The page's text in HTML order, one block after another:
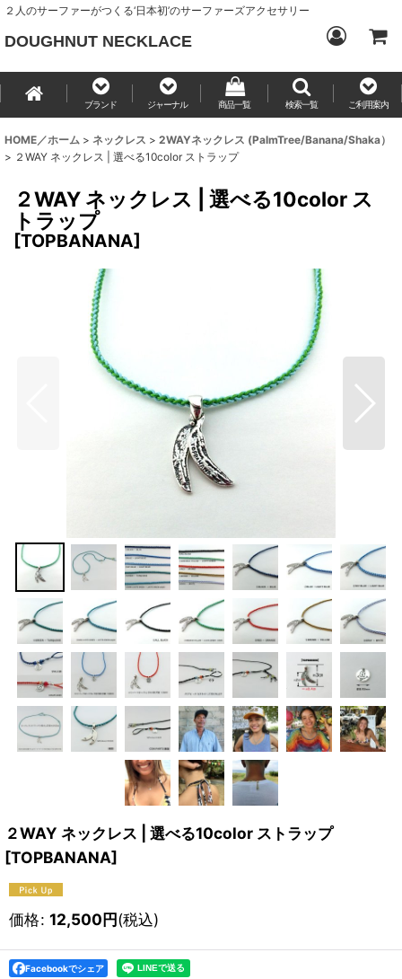
２人のサーファーがつくる‘日本初’のサーファーズアクセサリー
DOUGHNUT NECKLACE
ブランド ジャーナル 商品一覧 検索一覧 ご利用案内
HOME／ホーム > ネックレス > 2WAYネックレス (PalmTree/Banana/Shaka）
> ２WAY ネックレス | 選べる10color ストラップ
２WAY ネックレス | 選べる10color ス
トラップ
[TOPBANANA]
２WAY ネックレス | 選べる10color ストラップ
[TOPBANANA]
価格: 12,500円(税込)
Facebookでシェア